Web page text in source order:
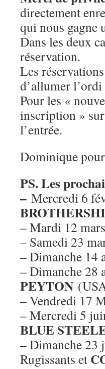
directement
qui nous
Dans les deux
réservation.
Les
d’allumer
Pour les «
inscription »
l’entrée.
Dominique
PS. Les
– Mercredi 6
– Mardi 12
– Samedi 23
– Dimanche 14
– Dimanche 28
PEYTON
– Vendredi 17
– Mercredi 5
BLUE
– Dimanche 23
Rugissants et